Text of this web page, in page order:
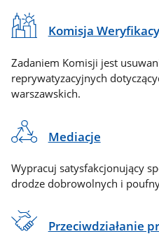
Komisja
Zadaniem Komisji jest
reprywatyzacyjnych
warszawskich.
Mediacje
Wypracuj satysfakcjonujący
drodze dobrowolnych i
Przeciwdziałanie